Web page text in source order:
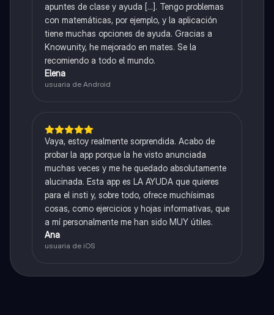
apuntes de clase y ayuda [...]. Tengo problemas
con matemáticas, por ejemplo, y la aplicación
tiene muchas opciones de ayuda. Gracias a
Knowunity, he mejorado en mates. Se la
recomiendo a todo el mundo.
Elena
usuaria de Android
Vaya, estoy realmente sorprendida. Acabo de
probar la app porque la he visto anunciada
muchas veces y me he quedado absolutamente
alucinada. Esta app es LA AYUDA que quieres
para el insti y, sobre todo, ofrece muchísimas
cosas, como ejercicios y hojas informativas, que
a mí personalmente me han sido MUY útiles.
Ana
usuaria de iOS